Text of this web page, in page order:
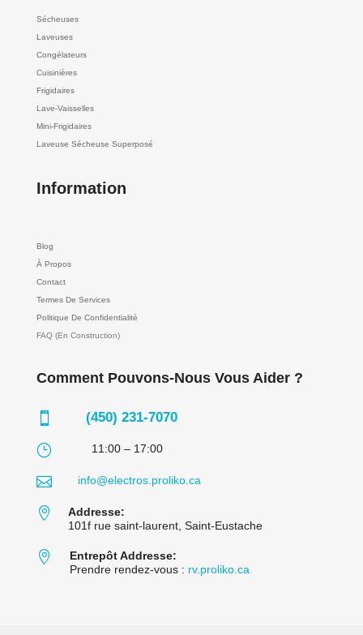
Sécheuses
Laveuses
Congélateurs
Cuisinières
Frigidaires
Lave-Vaisselles
Mini-Frigidaires
Laveuse Sécheuse Superposé
Information
Blog
À Propos
Contact
Termes De Services
Politique De Confidentialité
FAQ (En Construction)
Comment Pouvons-Nous Vous Aider ?
 (450) 231-7070
} 11:00 – 17:00
 info@electros.proliko.ca

Addresse:
101f rue saint-laurent, Saint-Eustache

Entrepôt Addresse:
Prendre rendez-vous : rv.proliko.ca